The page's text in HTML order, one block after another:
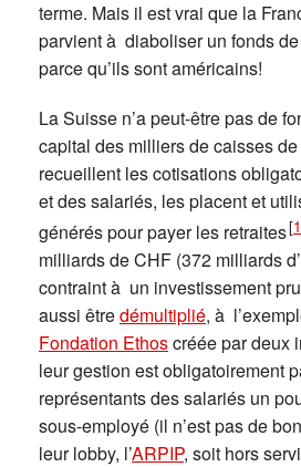
terme. Mais il est vrai que la
parvient à diaboliser un fonds
parce qu’ils sont américains!
La Suisse n’a peut-être pas de
capital des milliers de caisses
recueillent les cotisations
et des salariés, les placent et
générés pour payer les retraites[1
milliards de CHF (372 milliards
contraint à un investissement
aussi êtredémultiplié, à
Fondation Ethoscréée par deux
leur gestion est obligatoirement
représentants des salariés un
sous-employé (il n’est pas de
leur lobby, l’ARPIP, soit hors